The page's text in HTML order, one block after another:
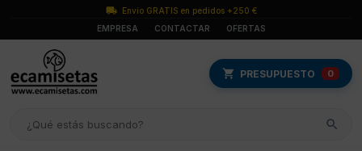
Envío GRATIS en pedidos +250 €
EMPRESA
CONTACTAR OFERTAS
PRESUPUESTO 0